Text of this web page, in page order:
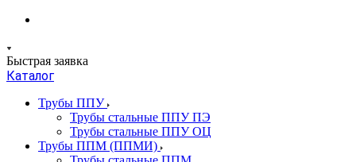
Быстрая заявка
Каталог
Трубы ППУ
Трубы стальные ППУ ПЭ
Трубы стальные ППУ ОЦ
Трубы ППМ (ППМИ)